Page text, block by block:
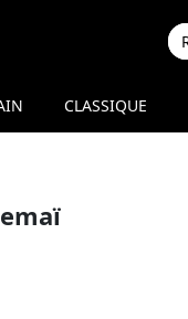
CLASSIQUE